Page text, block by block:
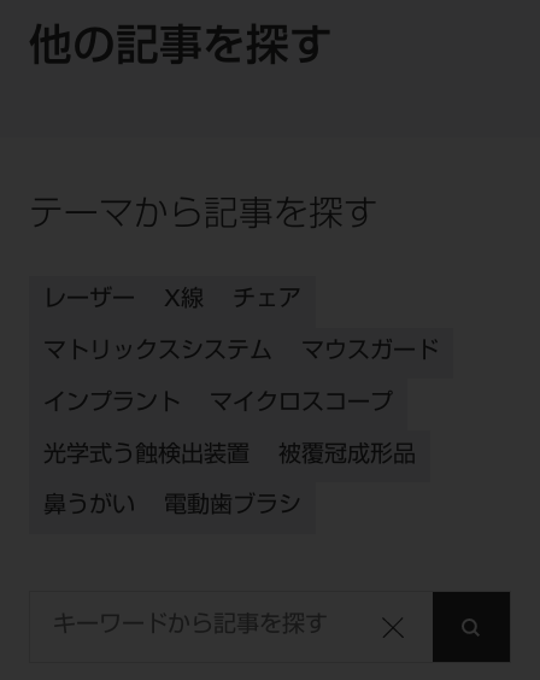
他の記事を探す
テーマから記事を探す
レーザー X線 チェア
マトリックスシステム マウスガード
インプラント マイクロスコープ
光学式う蝕検出装置 被覆冠成形品
鼻うがい 電動歯ブラシ